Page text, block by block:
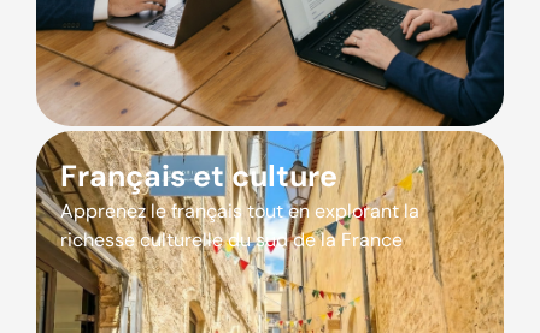
Français et culture
Apprenez le français tout en explorant la
richesse culturelle du sud de la France